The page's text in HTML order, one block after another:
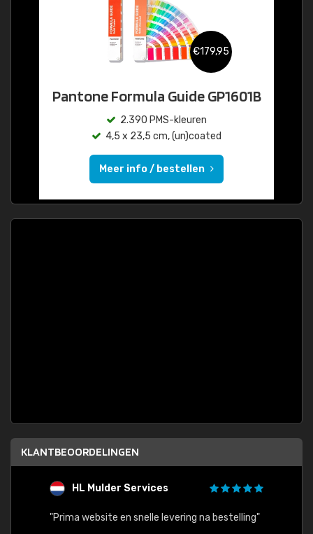
€179,95
Pantone Formula Guide GP1601B
2.390 PMS-kleuren
4,5 x 23,5 cm, (un)coated
Meer info / bestellen
KLANTBEOORDELINGEN
HL Mulder Services
"Prima website en snelle levering na bestelling"